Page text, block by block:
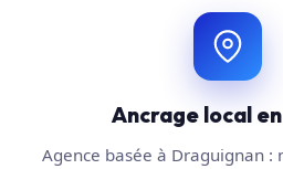
Ancrage local
Agence basée à Draguignan :